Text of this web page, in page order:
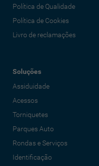
Política de Qualidade
Política de Cookies
Livro de reclamações
Soluções
Assiduidade
Acessos
Torniquetes
Parques Auto
Rondas e Serviços
Identificação